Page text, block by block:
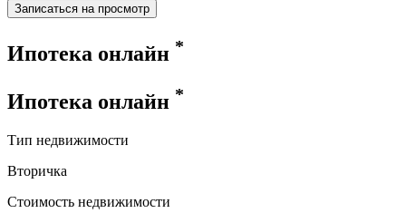
Записаться на просмотр
Ипотека онлайн *
Ипотека онлайн *
Тип недвижимости
Вторичка
Стоимость недвижимости